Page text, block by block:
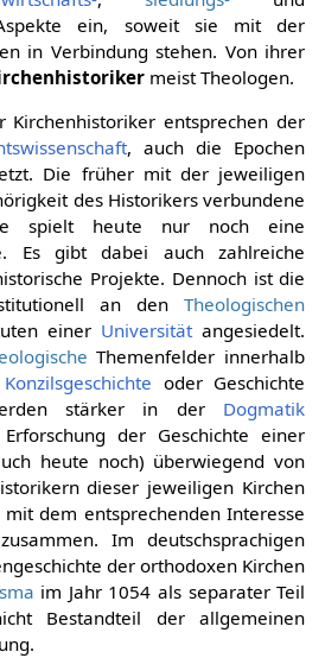
ein, soweit sie mit der
in Verbindung stehen. Von ihrer
meist Theologen.
Kirchenhistoriker entsprechen der
, auch die Epochen
Die früher mit der jeweiligen
des Historikers verbundene
spielt heute nur noch eine
Es gibt dabei auch zahlreiche
Projekte. Dennoch ist die
an denTheologischen
einer Universitätangesiedelt.
Themenfelder innerhalb
Konzilsgeschichte oder Geschichte
stärker in der Dogmatik
der Geschichte einer
heute noch) überwiegend von
dieser jeweiligen Kirchen
dem entsprechenden Interesse
Im deutschsprachigen
der orthodoxen Kirchen
im Jahr 1054 als separater Teil
Bestandteil der allgemeinen